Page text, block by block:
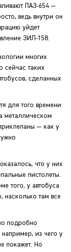
ПАЗ-654 —
ведь внутри он
уйдет
ЗИЛ-158.
многих
сейчас таких
сделанных
для того времени
металлическом
— как у
что у них
пистолеты.
того, у автобуса
насколько там все
подробно
например, из чего у
покажет. Но